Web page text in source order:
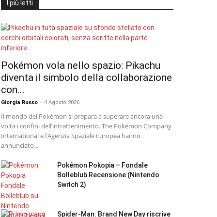
I più letti
Pokémon vola nello spazio: Pikachu
diventa il simbolo della collaborazione
con...
Giorgia Russo - 4 Agosto 2026
Il mondo dei Pokémon si prepara a superare ancora una
volta i confini dell’intrattenimento. The Pokémon Company
International e l’Agenzia Spaziale Europea hanno
annunciato...
Pokémon Pokopia – Fondale
Bolleblub Recensione (Nintendo
Switch 2)
Spider-Man: Brand New Day riscrive